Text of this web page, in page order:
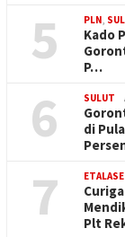
5 PLN,
Kado
P…
6 SULUT
di
7 ETALASE
Plt